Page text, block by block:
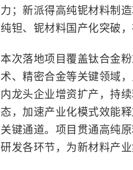
力；新派得高纯铌材料制
纯钽、铌材料国产化突破
本次落地项目覆盖钛合金
术、精密合金等关键领域
内龙头企业增资扩产，持
态，加速产业化模式效能
关键通道。项目贯通高纯
研发各环节，为新材料产